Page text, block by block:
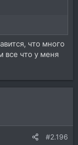
что много
все что у меня
#2.196